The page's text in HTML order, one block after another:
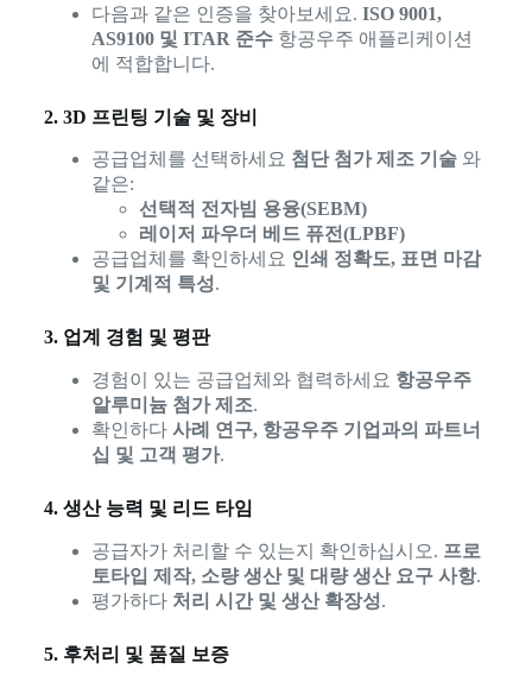
다음과 같은 인증을 찾아보세요. ISO 9001,
AS9100 및 ITAR 준수항공우주 애플리케이션
에 적합합니다.
2. 3D 프린팅 기술 및 장비
공급업체를 선택하세요 첨단 첨가 제조 기술와
같은:
선택적 전자빔 용융(SEBM)
레이저 파우더 베드 퓨전(LPBF)
공급업체를 확인하세요 인쇄 정확도, 표면 마감
및 기계적 특성.
3. 업계 경험 및 평판
경험이 있는 공급업체와 협력하세요 항공우주
알루미늄 첨가 제조.
확인하다 사례 연구, 항공우주 기업과의 파트너
십 및 고객 평가.
4. 생산 능력 및 리드 타임
공급자가 처리할 수 있는지 확인하십시오. 프로
토타입 제작, 소량 생산 및 대량 생산 요구 사항.
평가하다 처리 시간 및 생산 확장성.
5. 후처리 및 품질 보증